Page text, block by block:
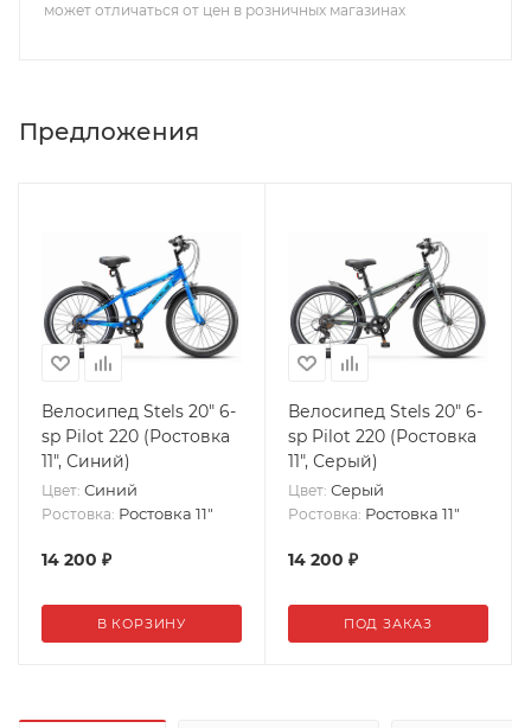
может отличаться от цен в розничных магазинах
Предложения
Велосипед Stels 20" 6-
sp Pilot 220 (Ростовка
11", Синий)
Цвет: Синий
Ростовка: Ростовка 11"
14 200 ₽
В КОРЗИНУ
Велосипед Stels 20" 6-
sp Pilot 220 (Ростовка
11", Серый)
Цвет: Серый
Ростовка: Ростовка 11"
14 200 ₽
ПОД ЗАКАЗ